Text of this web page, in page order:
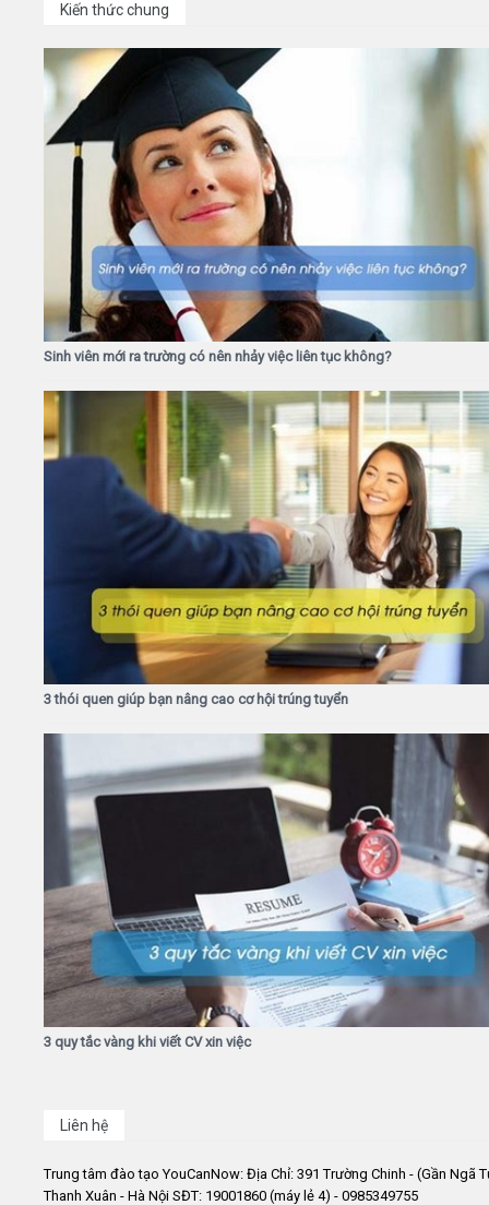
Kiến thức chung
Sinh viên mới ra trường có nên nhảy việc liên tục không?
3 thói quen giúp bạn nâng cao cơ hội trúng tuyển
3 quy tắc vàng khi viết CV xin việc
Liên hệ
Trung tâm đào tạo YouCanNow: Địa Chỉ: 391 Trường Chinh - (Gần Ngã
Thanh Xuân - Hà Nội SĐT: 19001860 (máy lẻ 4) - 0985349755